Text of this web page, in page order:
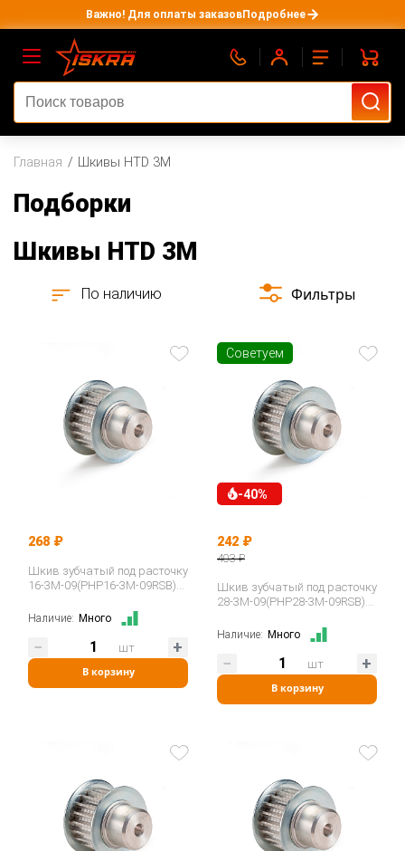
Важно! Для оплаты заказовПодробнее
Главная Шкивы HTD 3M
Подборки
Шкивы HTD 3M
По наличию Фильтры
268 ₽
Шкив зубчатый под расточку
16-3M-09(PHP16-3M-09RSB)
Наличие: Много
В корзину
шт
Советуем
-40%
242 ₽
403 ₽
Шкив зубчатый под расточку
28-3M-09(PHP28-3M-09RSB)
Наличие: Много
В корзину
шт